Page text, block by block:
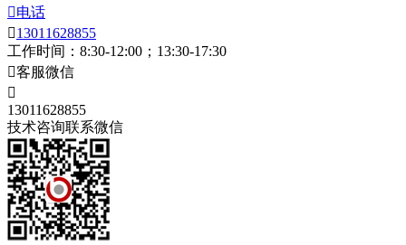
电话
13011628855
工作时间：8:30-12:00；13:30-17:30
客服微信

13011628855
技术咨询联系微信